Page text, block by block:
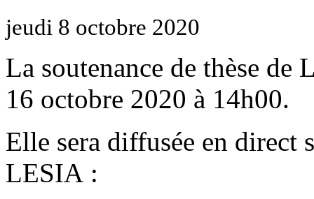
jeudi 8 octobre 2020
La soutenance de thèse
16 octobre 2020 à 14h00.
Elle sera diffusée en direct
LESIA :